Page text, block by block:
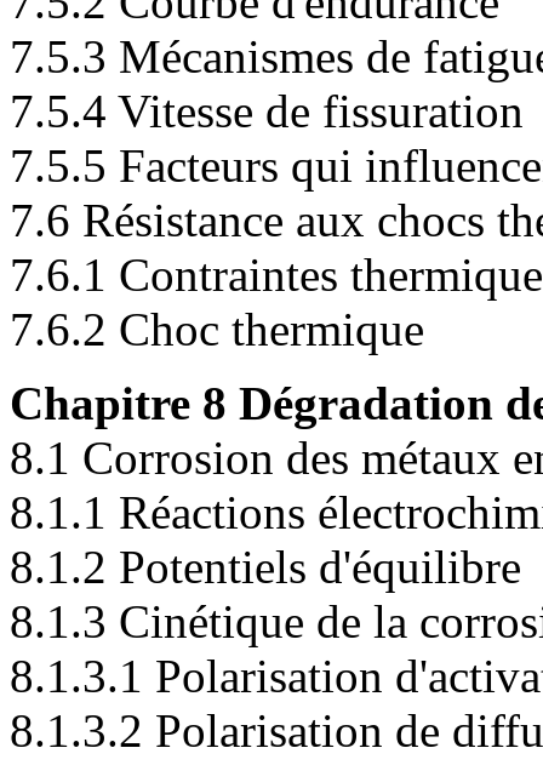
7.5.3 Mécanismes de
7.5.4 Vitesse de fissuration
7.5.5 Facteurs qui
7.6 Résistance aux chocs
7.6.1 Contraintes
7.6.2 Choc thermique
Chapitre 8 Dégradation
8.1 Corrosion des métaux
8.1.1 Réactions
8.1.2 Potentiels d'équilibre
8.1.3 Cinétique de la
8.1.3.1 Polarisation
8.1.3.2 Polarisation de